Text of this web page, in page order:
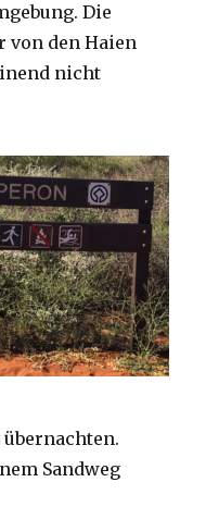
Die
von den Haien
nicht
Sandweg